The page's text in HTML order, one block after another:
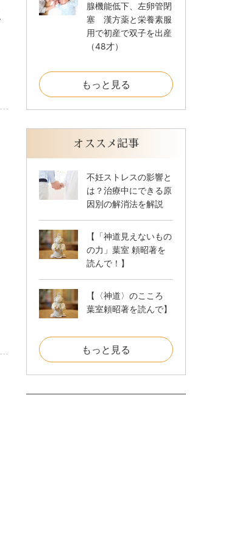
腺機能低下、左卵管閉
塞 漢方薬と栄養素服
用で初産で双子を出産
（48才）
もっと見る
オススメ記事
不妊ストレスの影響と
は？治療中にできる原
因別の解消法を解説
【「神道見えないもの
の力」葉室 頼昭著を
読んで！】
【〈神道〉のこころ
葉室頼昭著を読んで】
もっと見る